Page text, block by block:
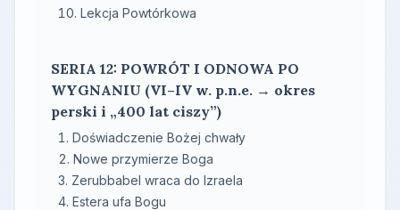
Lekcja Powtórkowa
SERIA 12: POWRÓT I ODNOWA PO
WYGNANIU (VI–IV w. p.n.e. → okres
perski i „400 lat ciszy”)
Doświadczenie Bożej chwały
Nowe przymierze Boga
Zerubbabel wraca do Izraela
Estera ufa Bogu